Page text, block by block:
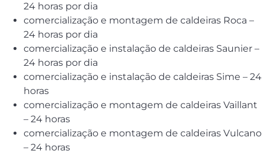
24 horas por dia
comercialização e montagem de caldeiras Roca –
24 horas por dia
comercialização e instalação de caldeiras Saunier –
24 horas por dia
comercialização e instalação de caldeiras Sime – 24
horas
comercialização e montagem de caldeiras Vaillant
– 24 horas
comercialização e montagem de caldeiras Vulcano
– 24 horas